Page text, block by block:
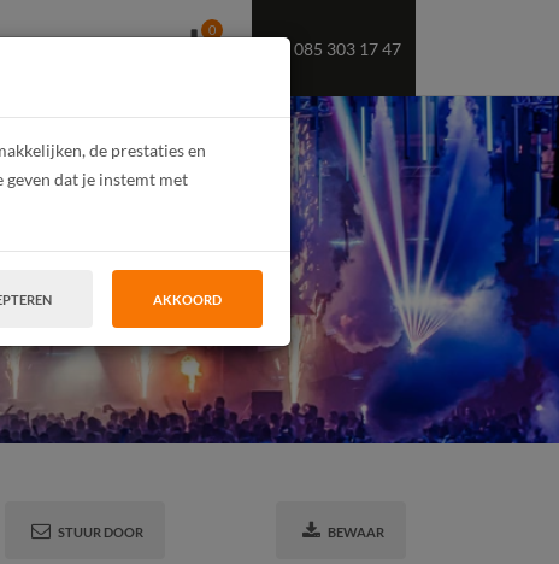
085 303 17 47
0
STUUR DOOR BEWAAR
de prestaties en
dat je instemt met
AKKOORD